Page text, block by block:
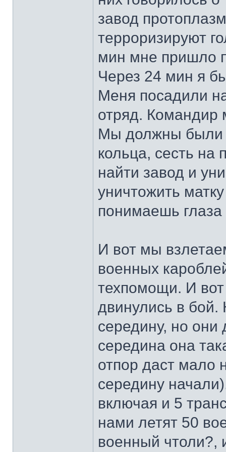
завод
терроризируют
мин мне пришло
Через 24 мин я
Меня посадили
отряд. Командир
Мы должны были
кольца, сесть на
найти завод и
уничтожить
понимаешь глаза
И вот мы
военных
техпомощи. И
двинулись в
середину, но
середина она
отпор даст мало
середину
включая и 5
нами летят 50
военный